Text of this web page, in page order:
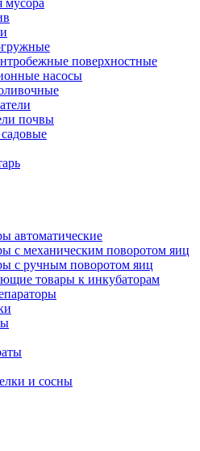
поверхностные
насосы
почвы
автоматические
с механическим поворотом яиц
с ручным поворотом яиц
товары к инкубаторам
и сосны